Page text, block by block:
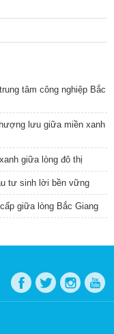
tâm công nghiệp Bắc
lưu giữa miền xanh
giữa lòng đô thị
tư sinh lời bền vững
giữa lòng Bắc Giang